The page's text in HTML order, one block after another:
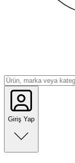
Giriş Yap